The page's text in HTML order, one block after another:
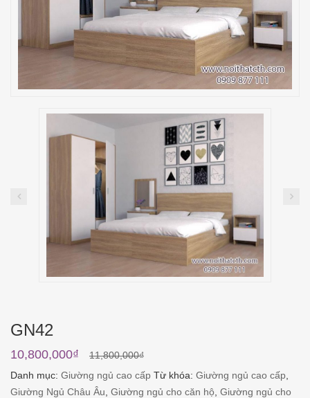
GN42
11,800,000₫
10,800,000₫
Danh mục: Giường ngủ cao cấp Từ khóa: Giường ngủ cao cấp
Giường Ngủ Châu Âu Giường ngủ cho căn hộ Giường ngủ cho